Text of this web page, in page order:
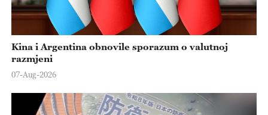
Kina i Argentina obnovile sporazum o valutnoj
razmjeni
07-Aug-2026